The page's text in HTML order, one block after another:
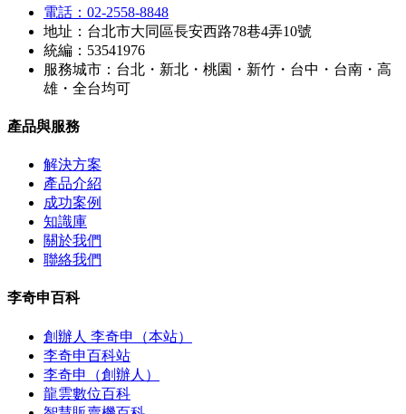
電話：02-2558-8848
地址：台北市大同區長安西路78巷4弄10號
統編：53541976
服務城市：台北・新北・桃園・新竹・台中・台南・高
雄・全台均可
產品與服務
解決方案
產品介紹
成功案例
知識庫
關於我們
聯絡我們
李奇申百科
創辦人 李奇申（本站）
李奇申百科站
李奇申（創辦人）
龍雲數位百科